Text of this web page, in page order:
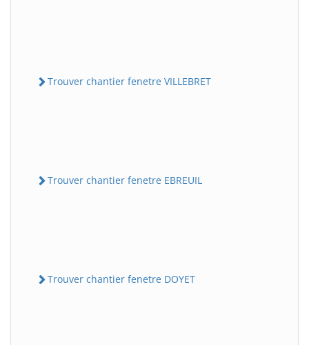
Trouver chantier fenetre VILLEBRET
Trouver chantier fenetre EBREUIL
Trouver chantier fenetre DOYET